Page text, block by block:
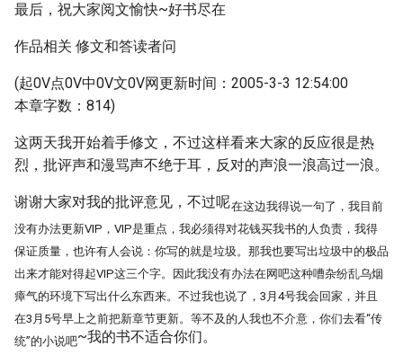
最后，祝大家阅文愉快~好书尽在
作品相关 修文和答读者问
(起0V点0V中0V文0V网更新时间：2005-3-3 12:54:00
本章字数：814)
这两天我开始着手修文，不过这样看来大家的反应很是热
烈，批评声和漫骂声不绝于耳，反对的声浪一浪高过一浪。
谢谢大家对我的批评意见，不过呢在这边我得说一句了，我目前
没有办法更新VIP，VIP是重点，我必须得对花钱买我书的人负责，我得
保证质量，也许有人会说：你写的就是垃圾。那我也要写出垃圾中的极品
出来才能对得起VIP这三个字。因此我没有办法在网吧这种嘈杂纷乱乌烟
瘴气的环境下写出什么东西来。不过我也说了，3月4号我会回家，并且
在3月5号早上之前把新章节更新。等不及的人我也不介意，你们去看“传
统”的小说吧~我的书不适合你们。